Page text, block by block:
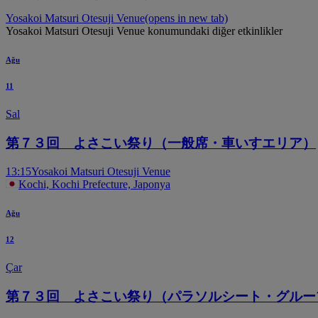
Yosakoi Matsuri Otesuji Venue(opens in new tab)
Yosakoi Matsuri Otesuji Venue konumundaki diğer etkinlikler
Ağu
11
Sal
第７３回 よさこい祭り（一般席・車いすエリア）
13:15Yosakoi Matsuri Otesuji Venue
Kochi, Kochi Prefecture, Japonya
Ağu
12
Çar
第７３回 よさこい祭り（パラソルシート・グル